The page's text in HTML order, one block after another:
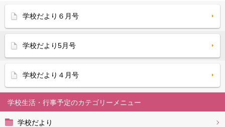
学校生活・行事予定
学校だより
学校だより６月号
学校だより5月号
学校だより４月号